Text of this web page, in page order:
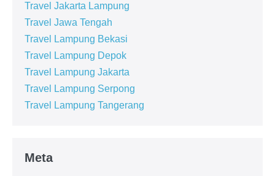
Travel Jakarta Lampung
Travel Jawa Tengah
Travel Lampung Bekasi
Travel Lampung Depok
Travel Lampung Jakarta
Travel Lampung Serpong
Travel Lampung Tangerang
Meta